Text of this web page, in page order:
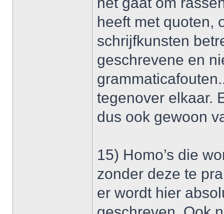
heeft met quoten,
schrijfkunsten
geschrevene en
tegenover elkaar.
dus ook gewoon
15) Homo’s die
zonder deze te
er wordt hier